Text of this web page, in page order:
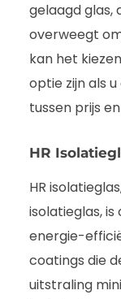
gelaagd glas,
overweegt
kan het
optie zijn als
tussen prijs
HR
HR
isolatieglas,
energie-
coatings die
uitstraling